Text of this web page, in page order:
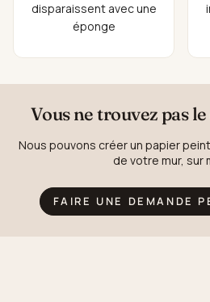
disparaissent avec une
éponge
Vous ne trouvez pas
Nous pouvons créer un papier
de votre mur, sur
FAIRE UNE DEMANDE